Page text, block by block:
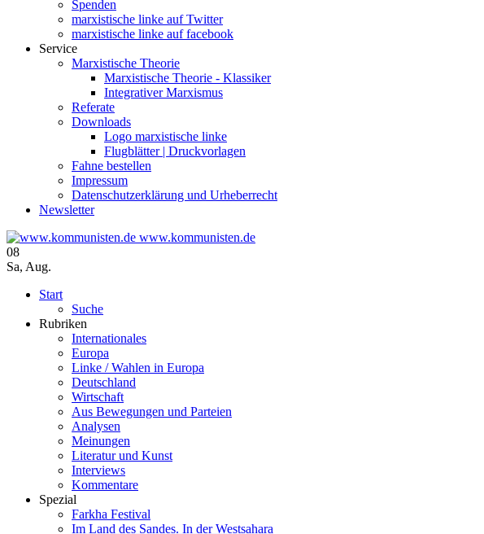
Spenden
marxistische linke auf Twitter
marxistische linke auf facebook
Service
Marxistische Theorie
Marxistische Theorie - Klassiker
Integrativer Marxismus
Referate
Downloads
Logo marxistische linke
Flugblätter | Druckvorlagen
Fahne bestellen
Impressum
Datenschutzerklärung und Urheberrecht
Newsletter
www.kommunisten.de
08
Sa, Aug.
Start
Suche
Rubriken
Internationales
Europa
Linke / Wahlen in Europa
Deutschland
Wirtschaft
Aus Bewegungen und Parteien
Analysen
Meinungen
Literatur und Kunst
Interviews
Kommentare
Spezial
Farkha Festival
Im Land des Sandes. In der Westsahara